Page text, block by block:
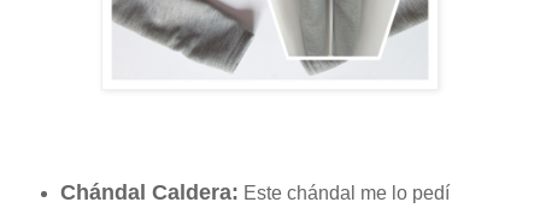
Chándal Caldera: Este chándal me lo pedí